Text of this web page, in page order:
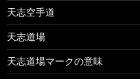
天志空手道
天志道場
天志道場マークの意味